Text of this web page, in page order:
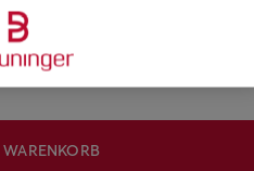
Preisvorteil sichern. Code
einlösen.